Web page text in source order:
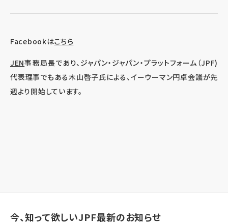
Facebookはこちら
JEN事務局長であり、ジャパン・ジャパン・プラットフォーム（JPF)
代表理事でもある木山啓子氏による、イーウーマン円卓会議が先
週より開始しています。
今、知って欲しいJPF最新のお知らせ